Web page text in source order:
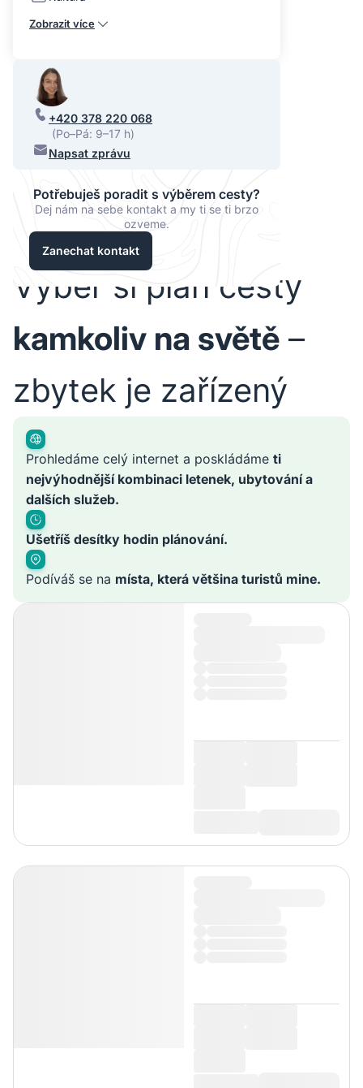
Zobrazit více
+420 378 220 068
(Po–Pá: 9–17 h)
Napsat zprávu
Potřebuješ poradit s výběrem cesty?
Dej nám na sebe kontakt a my ti se ti brzo
ozveme.
Zanechat kontakt
Vyber si plán cesty
kamkoliv na světě –
zbytek je zařízený
Prohledáme celý internet a poskládáme ti
nejvýhodnější kombinaci letenek, ubytování a
dalších služeb.
Ušetříš desítky hodin plánování.
Podíváš se na místa, která většina turistů mine.